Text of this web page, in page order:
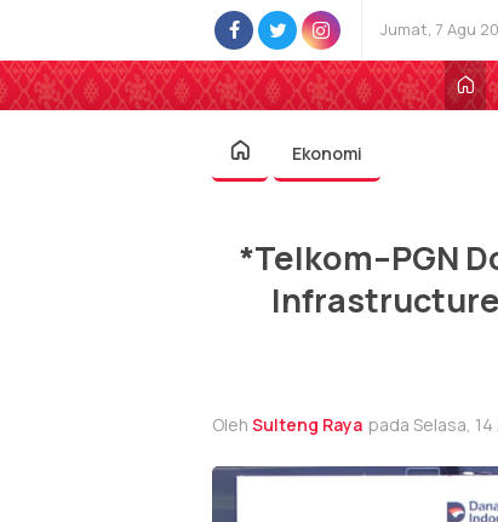
Jumat, 7 Agu
Ekonomi
*Telkom–PGN
Oleh Sulteng Raya pada Selasa,